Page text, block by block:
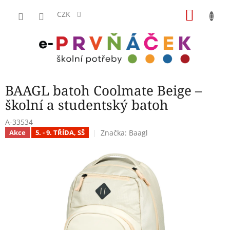
CZK
BAAGL batoh Coolmate Beige –
školní a studentský batoh
A-33534
Akce 5. - 9. TŘÍDA, SŠ Značka: Baagl